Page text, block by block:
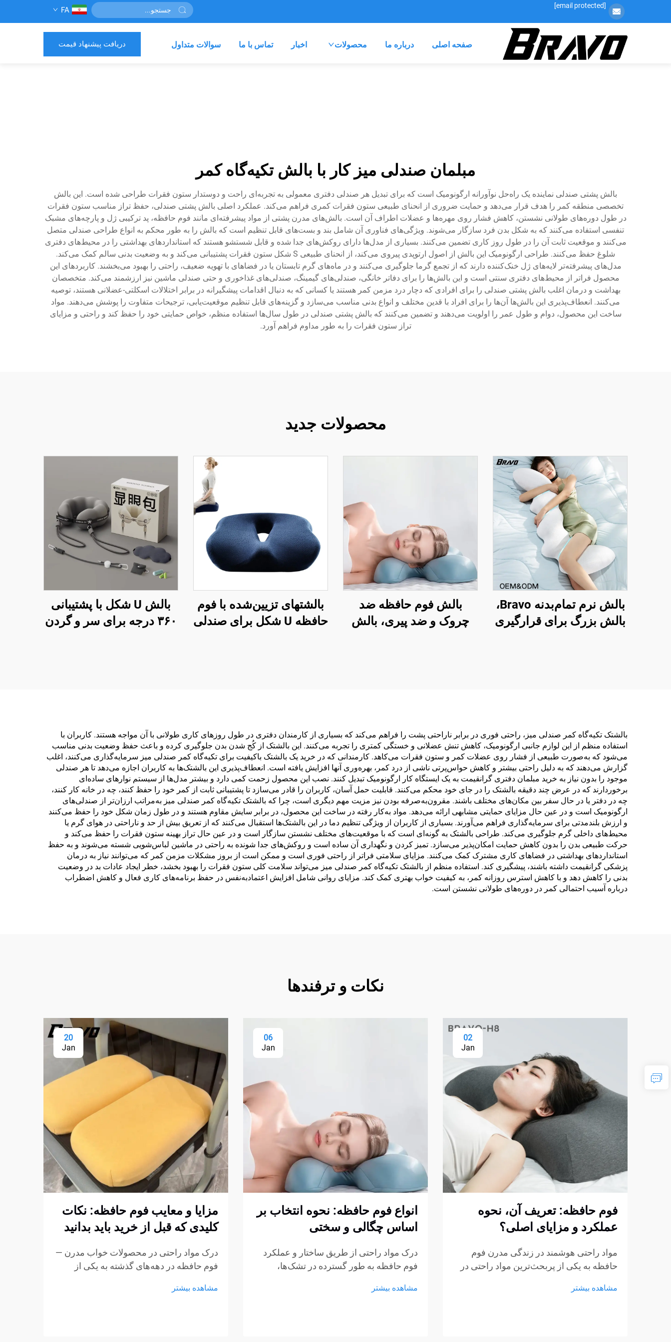
[email protected]
FA
صفحه اصلی درباره ما محصولات اخبار تماس با ما سوالات متداول دریافت پیشنهاد قیمت
مبلمان صندلی میز کار با بالش تکیه‌گاه کمر
بالش پشتی صندلی نماینده یک راه‌حل نوآورانه ارگونومیک است که برای تبدیل هر صندلی دفتری معمولی به تجربه‌ای راحت و دوستدار ستون فقرات طراحی شده است. این بالش
تخصصی منطقه کمر را هدف قرار می‌دهد و حمایت ضروری از انحنای طبیعی ستون فقرات کمری فراهم می‌کند. عملکرد اصلی بالش پشتی صندلی، حفظ تراز مناسب ستون فقرات
در طول دوره‌های طولانی نشستن، کاهش فشار روی مهره‌ها و عضلات اطراف آن است. بالش‌های مدرن پشتی از مواد پیشرفته‌ای مانند فوم حافظه، پد ترکیبی ژل و پارچه‌های مشبک
تنفسی استفاده می‌کنند که به شکل بدن فرد سازگار می‌شوند. ویژگی‌های فناوری آن شامل بند و بست‌های قابل تنظیم است که بالش را به طور محکم به انواع طراحی صندلی متصل
می‌کنند و موقعیت ثابت آن را در طول روز کاری تضمین می‌کنند. بسیاری از مدل‌ها دارای روکش‌های جدا شده و قابل شستشو هستند که استانداردهای بهداشتی را در محیط‌های دفتری
شلوغ حفظ می‌کنند. طراحی ارگونومیک این بالش از اصول ارتوپدی پیروی می‌کند، از انحنای طبیعی S شکل ستون فقرات پشتیبانی می‌کند و به وضعیت بدنی سالم کمک می‌کند.
مدل‌های پیشرفته‌تر لایه‌های ژل خنک‌کننده دارند که از تجمع گرما جلوگیری می‌کنند و در ماه‌های گرم تابستان یا در فضاهای با تهویه ضعیف، راحتی را بهبود می‌بخشند. کاربردهای این
محصول فراتر از محیط‌های دفتری سنتی است و این بالش‌ها را برای دفاتر خانگی، صندلی‌های گیمینگ، صندلی‌های غذاخوری و حتی صندلی ماشین نیز ارزشمند می‌کند. متخصصان
بهداشت و درمان اغلب بالش پشتی صندلی را برای افرادی که دچار درد مزمن کمر هستند یا کسانی که به دنبال اقدامات پیشگیرانه در برابر اختلالات اسکلتی-عضلانی هستند، توصیه
می‌کنند. انعطاف‌پذیری این بالش‌ها آن‌ها را برای افراد با قدین مختلف و انواع بدنی مناسب می‌سازد و گزینه‌های قابل تنظیم موقعیت‌یابی، ترجیحات متفاوت را پوشش می‌دهند. مواد
ساخت این محصول، دوام و طول عمر را اولویت می‌دهند و تضمین می‌کنند که بالش پشتی صندلی در طول سال‌ها استفاده منظم، خواص حمایتی خود را حفظ کند و راحتی و مزایای
تراز ستون فقرات را به طور مداوم فراهم آورد.
محصولات جدید
بالش نرم تمام‌بدنه Bravo،
بالش بزرگ برای قرارگیری
بالش فوم حافظه ضد
چروک و ضد پیری، بالش
بالشتهای تزیین‌شده با فوم
حافظه U شکل برای صندلی
بالش U شکل با پشتیبانی
۳۶۰ درجه برای سر و گردن
بالشتک تکیه‌گاه کمر صندلی میز، راحتی فوری در برابر ناراحتی پشت را فراهم می‌کند که بسیاری از کارمندان دفتری در طول روزهای کاری طولانی با آن مواجه هستند. کاربران با
استفاده منظم از این لوازم جانبی ارگونومیک، کاهش تنش عضلانی و خستگی کمتری را تجربه می‌کنند. این بالشتک از کُج شدن بدن جلوگیری کرده و باعث حفظ وضعیت بدنی مناسب
می‌شود که به‌صورت طبیعی از فشار روی عضلات کمر و ستون فقرات می‌کاهد. کارمندانی که در خرید یک بالشتک باکیفیت برای تکیه‌گاه کمر صندلی میز سرمایه‌گذاری می‌کنند، اغلب
گزارش می‌دهند که به دلیل راحتی بیشتر و کاهش حواس‌پرتی ناشی از درد کمر، بهره‌وری آنها افزایش یافته است. انعطاف‌پذیری این بالشتک‌ها به کاربران اجازه می‌دهد تا هر صندلی
موجود را بدون نیاز به خرید مبلمان دفتری گرانقیمت به یک ایستگاه کار ارگونومیک تبدیل کنند. نصب این محصول زحمت کمی دارد و بیشتر مدل‌ها از سیستم نوارهای ساده‌ای
برخوردارند که در عرض چند دقیقه بالشتک را در جای خود محکم می‌کنند. قابلیت حمل آسان، کاربران را قادر می‌سازد تا پشتیبانی ثابت از کمر خود را حفظ کنند، چه در خانه کار کنند،
چه در دفتر یا در حال سفر بین مکان‌های مختلف باشند. مقرون‌به‌صرفه بودن نیز مزیت مهم دیگری است، چرا که بالشتک تکیه‌گاه کمر صندلی میز به‌مراتب ارزان‌تر از صندلی‌های
ارگونومیک است و در عین حال مزایای حمایتی مشابهی ارائه می‌دهد. مواد به‌کار رفته در ساخت این محصول، در برابر سایش مقاوم هستند و در طول زمان شکل خود را حفظ می‌کنند
و ارزش بلندمدتی برای سرمایه‌گذاری فراهم می‌آورند. بسیاری از کاربران از ویژگی تنظیم دما در این بالشتک‌ها استقبال می‌کنند که از تعریق بیش از حد و ناراحتی در هوای گرم یا
محیط‌های داخلی گرم جلوگیری می‌کند. طراحی بالشتک به گونه‌ای است که با موقعیت‌های مختلف نشستن سازگار است و در عین حال تراز بهینه ستون فقرات را حفظ می‌کند و
حرکت طبیعی بدن را بدون کاهش حمایت امکان‌پذیر می‌سازد. تمیز کردن و نگهداری آن ساده است و روکش‌های جدا شونده به راحتی در ماشین لباس‌شویی شسته می‌شوند و به حفظ
استانداردهای بهداشتی در فضاهای کاری مشترک کمک می‌کنند. مزایای سلامتی فراتر از راحتی فوری است و ممکن است از بروز مشکلات مزمن کمر که می‌توانند نیاز به درمان
پزشکی گرانقیمت داشته باشند، پیشگیری کند. استفاده منظم از بالشتک تکیه‌گاه کمر صندلی میز می‌تواند سلامت کلی ستون فقرات را بهبود بخشد، خطر ایجاد عادات بد در وضعیت
بدنی را کاهش دهد و با کاهش استرس روزانه کمر، به کیفیت خواب بهتری کمک کند. مزایای روانی شامل افزایش اعتمادبه‌نفس در حفظ برنامه‌های کاری فعال و کاهش اضطراب
درباره آسیب احتمالی کمر در دوره‌های طولانی نشستن است.
نکات و ترفندها
02
Jan
فوم حافظه: تعریف آن، نحوه
عملکرد و مزایای اصلی؟
مواد راحتی هوشمند در زندگی مدرن فوم
حافظه به یکی از پربحث‌ترین مواد راحتی در
شخصی تبدیل شده است. از تشک‌ها و بالش‌ها
مشاهده بیشتر
06
Jan
انواع فوم حافظه: نحوه انتخاب بر
اساس چگالی و سختی
درک مواد راحتی از طریق ساختار و عملکرد
فوم حافظه به طور گسترده در تشک‌ها،
می‌شود، اما هنوز بسیاری از خریداران در
مشاهده بیشتر
20
Jan
مزایا و معایب فوم حافظه: نکات
کلیدی که قبل از خرید باید بدانید
درک مواد راحتی در محصولات خواب مدرن —
فوم حافظه در دهه‌های گذشته به یکی از
محصولات نشیمن تبدیل شده است.
مشاهده بیشتر